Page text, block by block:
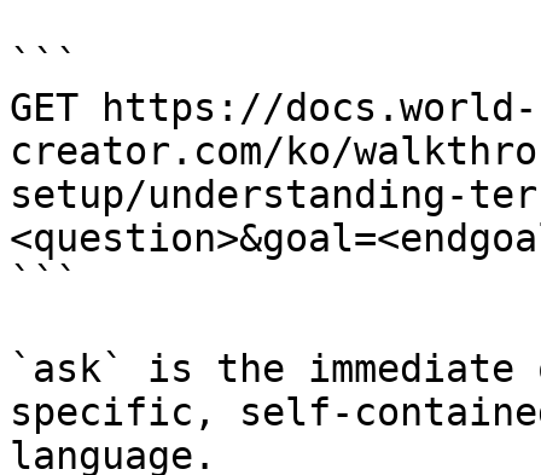
```
GET https://docs.world-
creator.com/ko/
setup/understanding-
```
`ask` is the
specific, self-
language.